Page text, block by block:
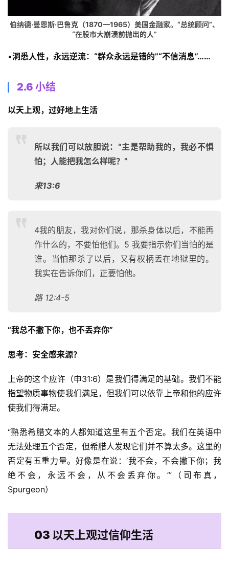
伯纳德·曼恩斯·巴鲁克（1870—1965）美国金融家。“总统顾问”、
“在股市大崩溃前抛出的人”
•洞悉人性，永远逆流：“群众永远是错的”“不信消息”……
2.6 小结
以天上观，过好地上生活
所以我们可以放胆说：“主是帮助我的，我必不惧
怕；人能把我怎么样呢？”
来13:6
4我的朋友，我对你们说，那杀身体以后，不能再
作什么的，不要怕他们。5 我要指示你们当怕的是
谁。当怕那杀了以后，又有权柄丢在地狱里的。
我实在告诉你们，正要怕他。
路 12:4-5
“我总不撇下你，也不丢弃你”
思考：安全感来源？
上帝的这个应许（申31:6）是我们得满足的基础。我们不能
指望物质事物使我们满足，但我们可以依靠上帝和他的应许
使我们得满足。
“熟悉希腊文本的人都知道这里有五个否定。我们在英语中
无法处理五个否定，但希腊人发现它们并不算太多。这里的
否定有五重力量。好像是在说：‘我不会，不会撇下你；我
绝不会，永远不会，从不会丢弃你。’”（司布真，
Spurgeon）
03 以天上观过信仰生活